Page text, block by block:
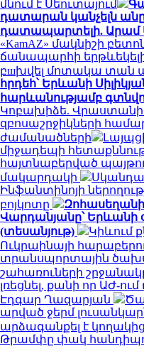
մնում է Սեուտայում
դատարան կանչելն
դատապարտելի. Արամ
«KamAZ» մակնիշի
ճանապարհի
բшխվել մոտակա տան
հրդեհ՝ Երևանի
հարևանությամբ
Կոբախիձե. Վրաստանի
զբոսաշրջիկների
ժամանածների
միջադեպի
հայտնաբերված
մակարդակի
Ինֆանտինոյի
բոյկոտը
Վարդանյանը՝ Երևանի
(տեսանյութ)
Կիևում
Ուկրաինայի
տրանսպորտային
շահառուների
լռեցնել, քանի որ ԱԺ-
Էդգար Ղազարյան
արված ջերմ
արձագանքել է
Թրամփը փակ